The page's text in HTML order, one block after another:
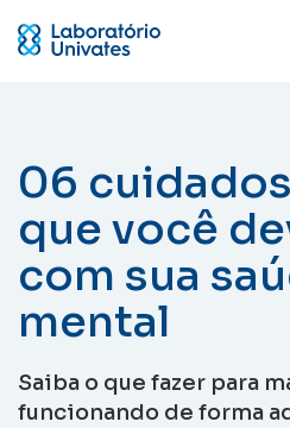
06
que você
com sua
mental
Saiba o que fazer para
funcionando de forma